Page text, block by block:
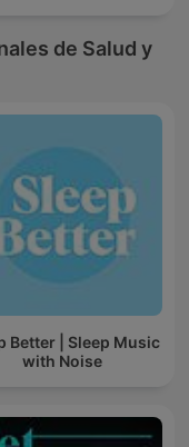
de Salud y
Better | Sleep Music
with Noise